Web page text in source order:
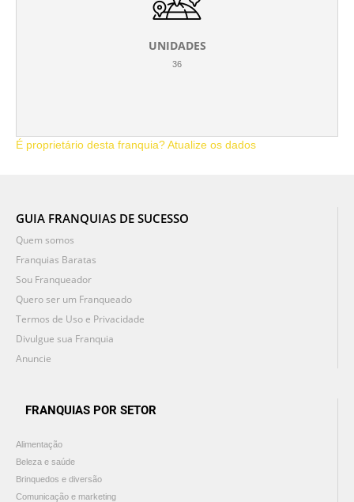
UNIDADES
36
É proprietário desta franquia? Atualize os dados
GUIA FRANQUIAS DE SUCESSO
Quem somos
Franquias Baratas
Sou Franqueador
Quero ser um Franqueado
Termos de Uso e Privacidade
Divulgue sua Franquia
Anuncie
FRANQUIAS POR SETOR
Alimentação
Beleza e saúde
Brinquedos e diversão
Comunicação e marketing